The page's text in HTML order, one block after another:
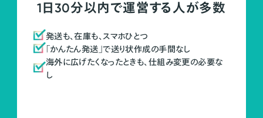
1日30分以内で運営する人が多数
発送も、在庫も、スマホひとつ
「かんたん発送」で送り状作成の手間なし
海外に広げたくなったときも、仕組み変更の必要な
し